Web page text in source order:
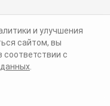
и улучшения
сайтом, вы
соответствии с